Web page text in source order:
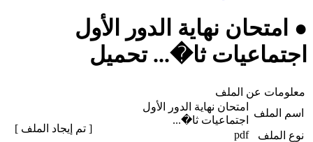
● امتحان نهاية الدور الأول
اجتماعيات ثا�... تحميل
معلومات عن الملف
اسم الملف
امتحان نهاية الدور الأول
اجتماعيات ثا�...
نوع الملف
pdf
[ تم إيجاد الملف ]